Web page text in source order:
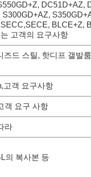
DC51D+AZ,
S300GD+AZ,
BLCE+Z,
고객의 요구사항
즈드 스틸, 핫디프 갤발
고객 요구사항
객 요구 사항
라
의 복사본 등